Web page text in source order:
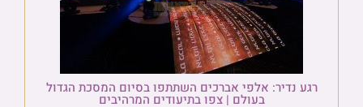
רגע נדיר: אלפי אברכים השתתפו בסיום המסכת הגדול
בעולם | צפו בתיעודים המרהיבים